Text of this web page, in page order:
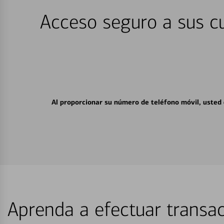
Acceso seguro a sus
Al proporcionar su número de teléfono móvil,
Aprenda a efectuar